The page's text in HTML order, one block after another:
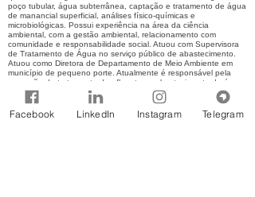
poço tubular, água subterrânea, captação e tratamento de água
de manancial superficial, análises físico-químicas e
microbiológicas. Possui experiência na área da ciência
ambiental, com a gestão ambiental, relacionamento com
comunidade e responsabilidade social. Atuou com Supervisora
de Tratamento de Água no serviço público de abastecimento.
Atuou como Diretora de Departamento de Meio Ambiente em
município de pequeno porte. Atualmente é responsável pela
operação de tratamento de efluentes e abastecimento de água
em indústria Têxtil.
Facebook LinkedIn Instagram Telegram